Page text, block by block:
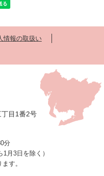
情報の取扱い
目1番2号
分
月3日を除く）
す。